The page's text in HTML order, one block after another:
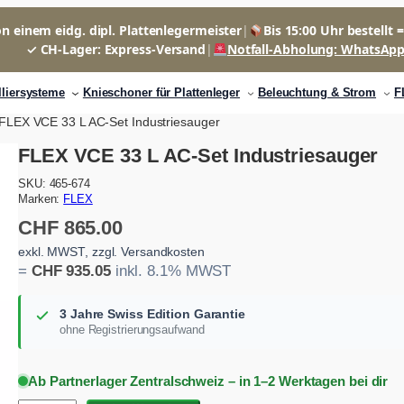
einem eidg. dipl. Plattenlegermeister|
Bis 15:00 Uhr bestellt
✓ CH-Lager: Express-Versand | Notfall-Abholung:
Knieschoner für Plattenleger Beleuchtung & Strom
VCE 33 L AC-Set Industriesauger
FLEX VCE 33 L AC-Set Industriesauger
CHF865.00
exkl. MWST, zzgl. Versandkosten
= CHF935.05inkl. 8.1% MWST
3 Jahre Swiss Edition Garantie
ohne Registrierungsaufwand
Ab Partnerlager Zentralschweiz – in 1–2 Werktagen bei dir
SKU: 465-674
Marken: FLEX